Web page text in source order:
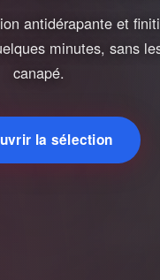
antidérapante et
minutes, sans
canapé.
la sélection